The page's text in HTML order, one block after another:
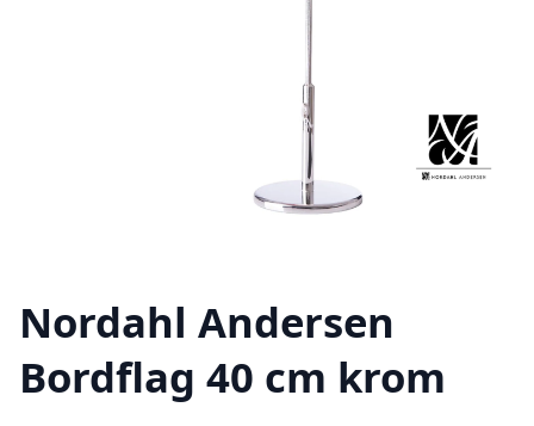
Nordahl Andersen
Bordflag 40 cm krom